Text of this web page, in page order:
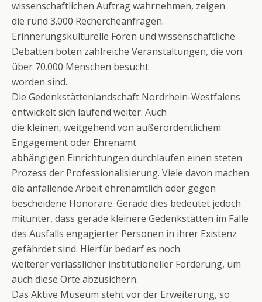
wissenschaftlichen Auftrag wahrnehmen, zeigen
die rund 3.000 Rechercheanfragen.
Erinnerungskulturelle Foren und wissenschaftliche
Debatten boten zahlreiche Veranstaltungen, die von
über 70.000 Menschen besucht
worden sind.
Die Gedenkstättenlandschaft Nordrhein-Westfalens
entwickelt sich laufend weiter. Auch
die kleinen, weitgehend von außerordentlichem
Engagement oder Ehrenamt
abhängigen Einrichtungen durchlaufen einen steten
Prozess der Professionalisierung. Viele davon machen
die anfallende Arbeit ehrenamtlich oder gegen
bescheidene Honorare. Gerade dies bedeutet jedoch
mitunter, dass gerade kleinere Gedenkstätten im Falle
des Ausfalls engagierter Personen in ihrer Existenz
gefährdet sind. Hierfür bedarf es noch
weiterer verlässlicher institutioneller Förderung, um
auch diese Orte abzusichern.
Das Aktive Museum steht vor der Erweiterung, so